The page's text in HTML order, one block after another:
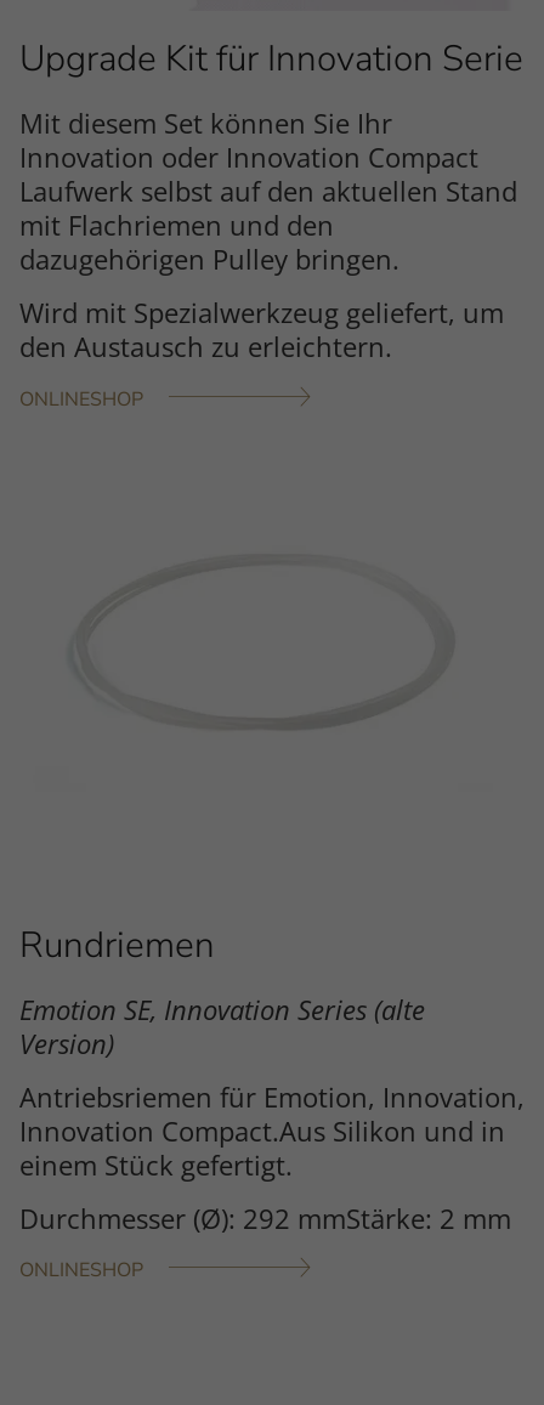
Upgrade Kit für Innovation Serie
Mit diesem Set können Sie Ihr
Innovation oder Innovation Compact
Laufwerk selbst auf den aktuellen Stand
mit Flachriemen und den
dazugehörigen Pulley bringen.
Wird mit Spezialwerkzeug geliefert, um
den Austausch zu erleichtern.
ONLINESHOP
Rundriemen
Emotion SE, Innovation Series (alte
Version)
Antriebsriemen für Emotion, Innovation,
Innovation Compact.Aus Silikon und in
einem Stück gefertigt.
Durchmesser (Ø): 292 mmStärke: 2 mm
ONLINESHOP